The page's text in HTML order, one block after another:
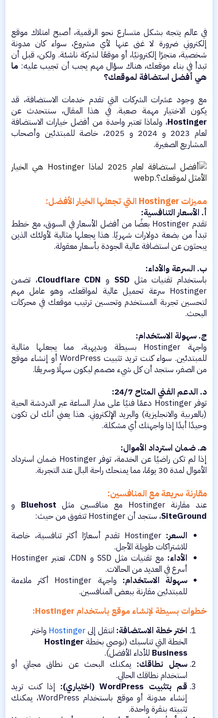
في عالم يتجه بشكل متسارع نحو الرقمية، أصبح امتلاك موقع
إلكتروني ضرورة لا غنى عنها لأي مشروع، سواء كان مدونة
شخصية، متجرًا إلكترونيًا، أو موقعًا لشركة ناشئة. ولكن، قبل أن
تبدأ في بناء موقعك، هناك سؤال مهم يجب أن تجيب عليه: ما
هي أفضل استضافة لموقعك؟
مع وجود عشرات الشركات التي تقدم خدمات الاستضافة، قد
يكون الاختيار مهمة صعبة. في هذا المقال، سنتحدث عن
Hostinger، ولماذا تعتبر واحدة من أفضل خيارات الاستضافة
لعام 2023 و 2024 و 2025، خاصة للمبتدئين وأصحاب
المشاريع الصغيرة.
مميزات Hostinger التي تجعلها الخيار الأفضل:
أ. الأسعار التنافسية:
تقدم Hostinger بعضًا من أفضل الأسعار في السوق، مع خطط
تبدأ من بضعة دولارات شهريًا. هذا يجعلها مثالية لأولئك الذين
يبحثون عن استضافة عالية الجودة بأسعار معقولة.
ب. السرعة والأداء:
باستخدام تقنيات مثلSSD و Cloudflare CDN، تضمن
Hostinger سرعة تحميل عالية لمواقعك، وهو عامل مهم
لتحسين تجربة المستخدم وتحسين ترتيب موقعك في محركات
البحث.
ج. سهولة الاستخدام:
واجهة Hostinger بسيطة وبديهية، مما يجعلها مثالية
للمبتدئين. سواء كنت تريد تثبيت WordPress أو إنشاء موقع
من الصفر، ستجد أن كل شيء مصمم ليكون سهلًا وسريعًا.
د. الدعم الفني المتاح 24/7:
توفر Hostinger دعمًا فنيًا على مدار الساعة عبر الدردشة الحية
(بالعربية والانجليزية) والبريد الإلكتروني. هذا يعني أنك لن تكون
وحيدًا أبدًا إذا واجهتك أي مشكلة.
هـ. ضمان استرداد الأموال:
إذا لم تكن راضيًا عن الخدمة، توفر Hostinger ضمان استرداد
الأموال لمدة 30 يومًا، مما يمنحك راحة البال عند التجربة.
مقارنة سريعة مع المنافسين:
عند مقارنة Hostinger مع منافسين مثل Bluehost و
SiteGround، ستجد أن Hostinger تتفوق من حيث:​
السعر:
Hostinger تقدم أسعارًا أكثر تنافسية، خاصة
للاشتراكات طويلة الأجل.​
الأداء:
مع تقنيات مثل SSD و CDN، تعتبر Hostinger
أسرع في العديد من الحالات.​
سهولة الاستخدام:
واجهة Hostinger أكثر ملاءمة
للمبتدئين مقارنة ببعض المنافسين.​
خطوات بسيطة لإنشاء موقع باستخدام Hostinger:
اختر خطة الاستضافة: انتقل إلىHostinger واختر
الخطة التي تناسبك (نوصي بخطةHostinger
Business للأداء الأفضل).
سجل نطاقك: يمكنك البحث عن نطاق مجاني أو
استخدام نطاقك الحالي.​
قم بتثبيت WordPress (اختياري):
إذا كنت تريد
إنشاء مدونة أو موقع باستخدام WordPress، يمكنك
تثبيته بنقرة واحدة.​